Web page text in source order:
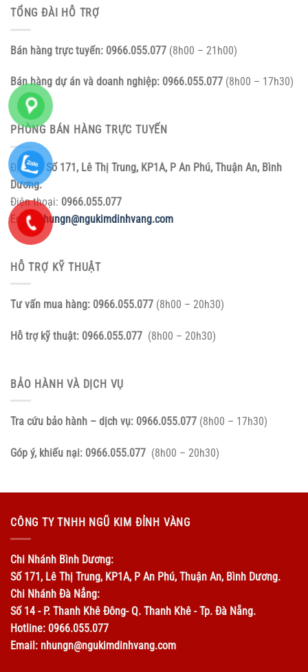
TỔNG ĐÀI HỖ TRỢ
Bán hàng trực tuyến: 0966.055.077 (8h00 – 21h00)
Bán hàng dự án và doanh nghiệp: 0966.055.077 (8h00 – 17h30)
PHÒNG BÁN HÀNG TRỰC TUYẾN
Địa chỉ:Số 171, Lê Thị Trung, KP1A, P An Phú, Thuận An, Bình
Dương.
Điện thoại: 0966.055.077
Email:
nhungn@ngukimdinhvang.com
HỖ TRỢ KỸ THUẬT
Tư vấn mua hàng: 0966.055.077 (8h00 – 20h30)
Hỗ trợ kỹ thuật: 0966.055.077 (8h00 – 20h30)
BẢO HÀNH VÀ DỊCH VỤ
Tra cứu bảo hành – dịch vụ: 0966.055.077 (8h00 – 17h30)
Góp ý, khiếu nại: 0966.055.077 (8h00 – 20h30)
CÔNG TY TNHH NGŨ KIM ĐỈNH VÀNG
Chi Nhánh Bình Dương:
Số 171, Lê Thị Trung, KP1A, P An Phú, Thuận An, Bình Dương.
Chi Nhánh Đà Nẳng:
Số 14 - P. Thanh Khê Đông- Q. Thanh Khê - Tp. Đà Nẵng.
Hotline: 0966.055.077
Email: nhungn@ngukimdinhvang.com